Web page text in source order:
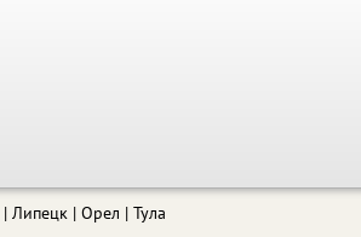
Липецк Орел Тула